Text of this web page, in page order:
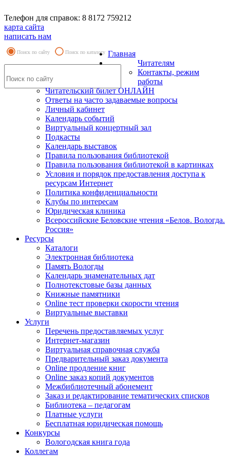
Телефон для справок: 8 8172 759212
карта сайта
написать нам
Поиск по сайту Поиск по каталогу Главная
Читателям
Контакты, режим
работы
Читательский билет ОНЛАЙН
Ответы на часто задаваемые вопросы
Личный кабинет
Календарь событий
Виртуальный концертный зал
Подкасты
Календарь выставок
Правила пользования библиотекой
Правила пользования библиотекой в картинках
Условия и порядок предоставления доступа к
ресурсам Интернет
Политика конфиденциальности
Клубы по интересам
Юридическая клиника
Всероссийские Беловские чтения «Белов. Вологда.
Россия»
Ресурсы
Каталоги
Электронная библиотека
Память Вологды
Календарь знаменательных дат
Полнотекстовые базы данных
Книжные памятники
Online тест проверки скорости чтения
Виртуальные выставки
Услуги
Перечень предоставляемых услуг
Интернет-магазин
Виртуальная справочная служба
Предварительный заказ документа
Online продление книг
Online заказ копий документов
Межбиблиотечный абонемент
Заказ и редактирование тематических списков
Библиотека – педагогам
Платные услуги
Бесплатная юридическая помощь
Конкурсы
Вологодская книга года
Коллегам